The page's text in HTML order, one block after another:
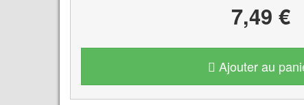
7,49 €
Ajouter au